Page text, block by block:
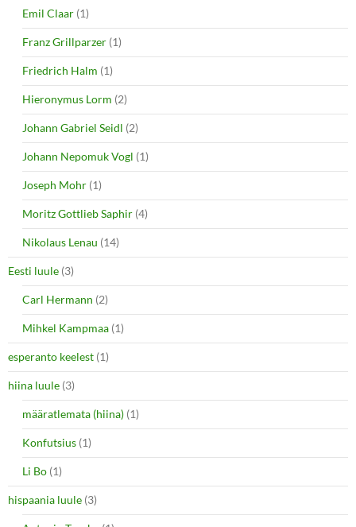
Emil Claar (1)
Franz Grillparzer (1)
Friedrich Halm (1)
Hieronymus Lorm (2)
Johann Gabriel Seidl (2)
Johann Nepomuk Vogl (1)
Joseph Mohr (1)
Moritz Gottlieb Saphir (4)
Nikolaus Lenau (14)
Eesti luule (3)
Carl Hermann (2)
Mihkel Kampmaa (1)
esperanto keelest (1)
hiina luule (3)
määratlemata (hiina) (1)
Konfutsius (1)
Li Bo (1)
hispaania luule (3)